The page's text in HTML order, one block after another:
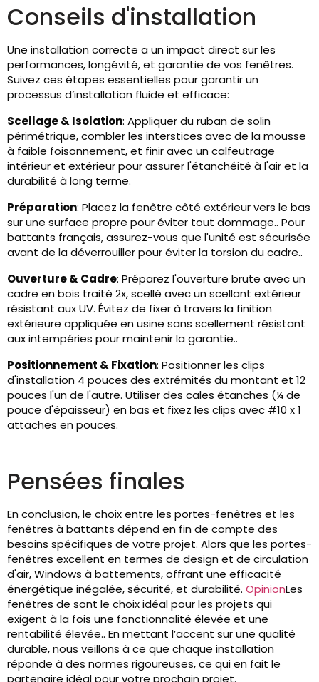
Conseils d'installation
Une installation correcte a un impact direct sur les
performances, longévité, et garantie de vos fenêtres.
Suivez ces étapes essentielles pour garantir un
processus d’installation fluide et efficace:
Scellage & Isolation: Appliquer du ruban de solin
périmétrique, combler les interstices avec de la mousse
à faible foisonnement, et finir avec un calfeutrage
intérieur et extérieur pour assurer l'étanchéité à l'air et la
durabilité à long terme.
Préparation: Placez la fenêtre côté extérieur vers le bas
sur une surface propre pour éviter tout dommage.. Pour
battants français, assurez-vous que l'unité est sécurisée
avant de la déverrouiller pour éviter la torsion du cadre..
Ouverture & Cadre: Préparez l'ouverture brute avec un
cadre en bois traité 2x, scellé avec un scellant extérieur
résistant aux UV. Évitez de fixer à travers la finition
extérieure appliquée en usine sans scellement résistant
aux intempéries pour maintenir la garantie..
Positionnement & Fixation: Positionner les clips
d'installation 4 pouces des extrémités du montant et 12
pouces l'un de l'autre. Utiliser des cales étanches (¼ de
pouce d'épaisseur) en bas et fixez les clips avec #10 x 1
attaches en pouces.
Pensées finales
En conclusion, le choix entre les portes-fenêtres et les
fenêtres à battants dépend en fin de compte des
besoins spécifiques de votre projet. Alors que les portes-
fenêtres excellent en termes de design et de circulation
d'air, Windows à battements, offrant une efficacité
énergétique inégalée, sécurité, et durabilité. OpinionLes
fenêtres de sont le choix idéal pour les projets qui
exigent à la fois une fonctionnalité élevée et une
rentabilité élevée.. En mettant l’accent sur une qualité
durable, nous veillons à ce que chaque installation
réponde à des normes rigoureuses, ce qui en fait le
partenaire idéal pour votre prochain projet.